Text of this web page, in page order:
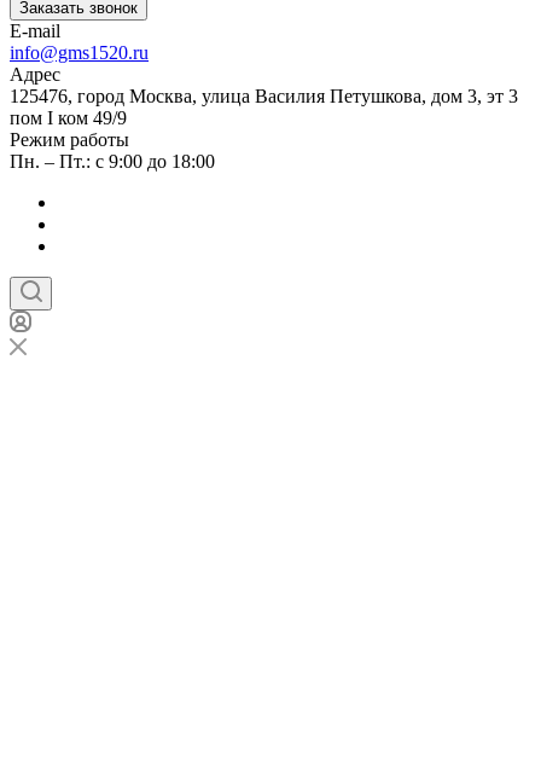
Заказать звонок
E-mail
info@gms1520.ru
Адрес
125476, город Москва, улица Василия Петушкова, дом 3, эт 3
пом I ком 49/9
Режим работы
Пн. – Пт.: с 9:00 до 18:00